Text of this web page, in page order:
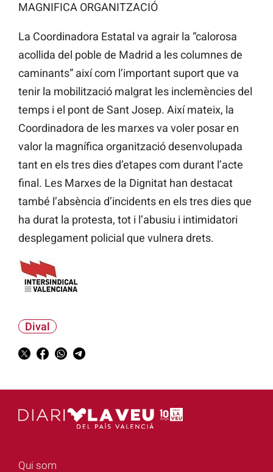
MAGNIFICA ORGANITZACIÓ
La Coordinadora Estatal va agrair la “calorosa
acollida del poble de Madrid a les columnes de
caminants” així com l’important suport que va
tenir la mobilització malgrat les inclemències del
temps i el pont de Sant Josep. Així mateix, la
Coordinadora de les marxes va voler posar en
valor la magnífica organització desenvolupada
tant en els tres dies d’etapes com durant l’acte
final. Les Marxes de la Dignitat han destacat
també l’absència d’incidents en els tres dies que
ha durat la protesta, tot i l’abusiu i intimidatori
desplegament policial que vulnera drets.
Dival
Qui som